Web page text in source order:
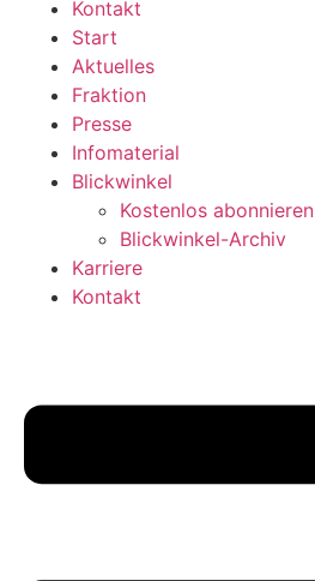
Kontakt
Start
Aktuelles
Fraktion
Presse
Infomaterial
Blickwinkel
Kostenlos abonnieren
Blickwinkel-Archiv
Karriere
Kontakt